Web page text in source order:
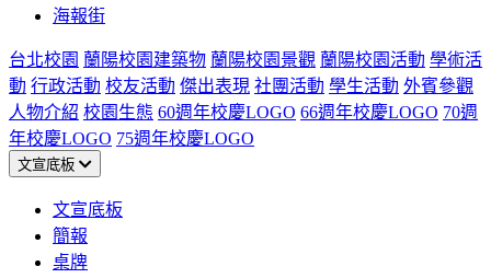
海報街
台北校園 蘭陽校園建築物 蘭陽校園景觀 蘭陽校園活動 學術活
動 行政活動 校友活動 傑出表現 社團活動 學生活動 外賓參觀
人物介紹 校園生態 60週年校慶LOGO 66週年校慶LOGO 70週
年校慶LOGO 75週年校慶LOGO
文宣底板
文宣底板
簡報
桌牌